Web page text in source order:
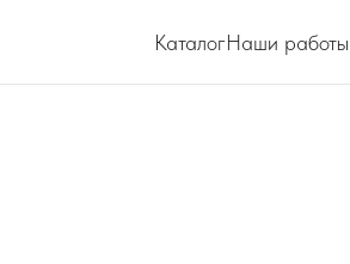
КаталогНаши работы